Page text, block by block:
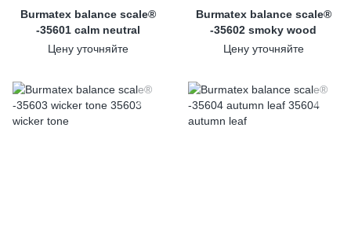
Burmatex balance scale®
-35601 calm neutral
Цену уточняйте
Burmatex balance scale®
-35602 smoky wood
Цену уточняйте